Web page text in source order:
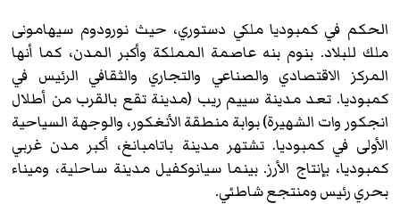
الحكم في كمبوديا ملكي دستوري، حيث نورودوم سيهامونى
ملك للبلاد. بنوم بنه عاصمة المملكة وأكبر المدن، كما أنها
المركز الاقتصادي والصناعي والتجاري والثقافي الرئيس في
كمبوديا. تعد مدينة سييم ريب (مدينة تقع بالقرب من أطلال
انجكور وات الشهيرة) بوابة منطقة الأنغكور، والوجهة السياحية
الأولى في كمبوديا. تشتهر مدينة باتامبانغ، أكبر مدن غربي
كمبوديا، بإنتاج الأرز. بينما سيانوكفيل مدينة ساحلية، وميناء
بحري رئيس ومنتجع شاطئي.